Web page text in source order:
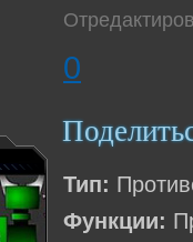
0
Тип:
Функции: